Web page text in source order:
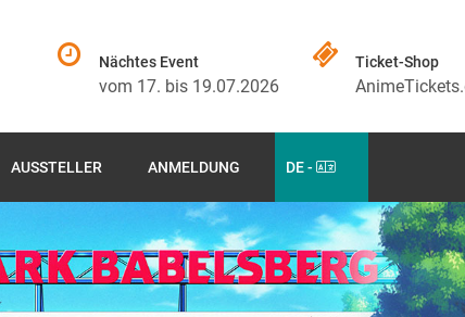
Nächtes Event
vom 17. bis 19.07.2026
Ticket-Shop
AUSSTELLER ANMELDUNG DE -